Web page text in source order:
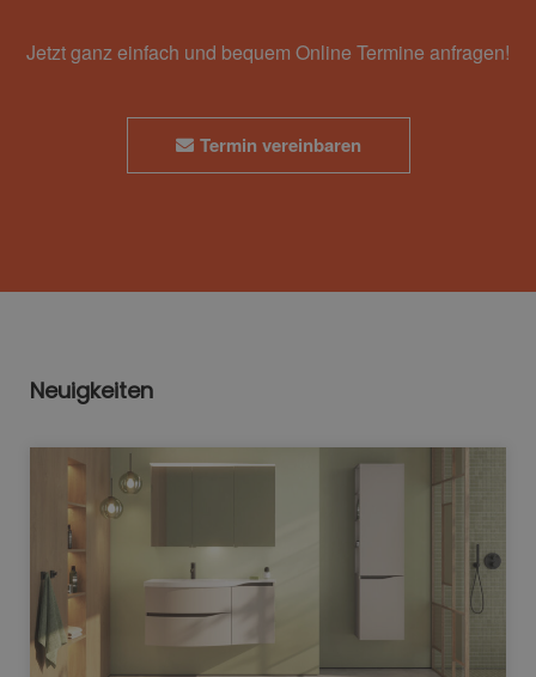
Jetzt ganz einfach und bequem Online Termine anfragen!
Termin vereinbaren
Neuigkeiten